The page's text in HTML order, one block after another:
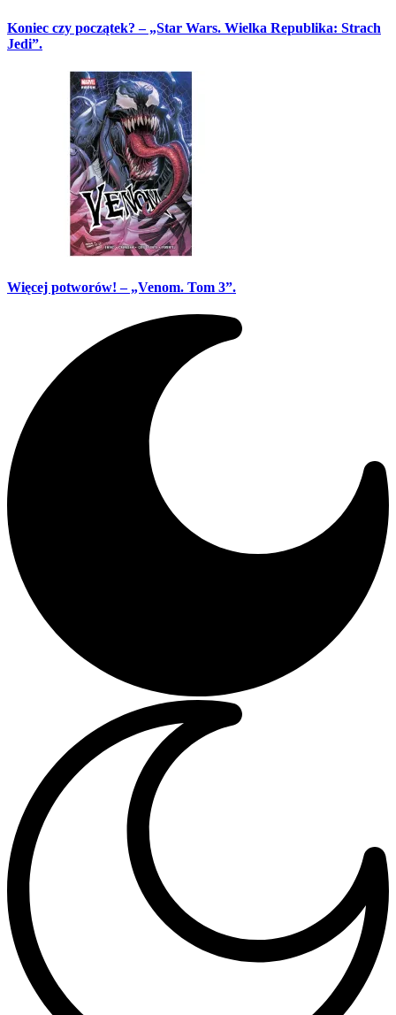
Koniec czy początek? – „Star Wars. Wielka Republika: Strach
Jedi”.
Więcej potworów! – „Venom. Tom 3”.